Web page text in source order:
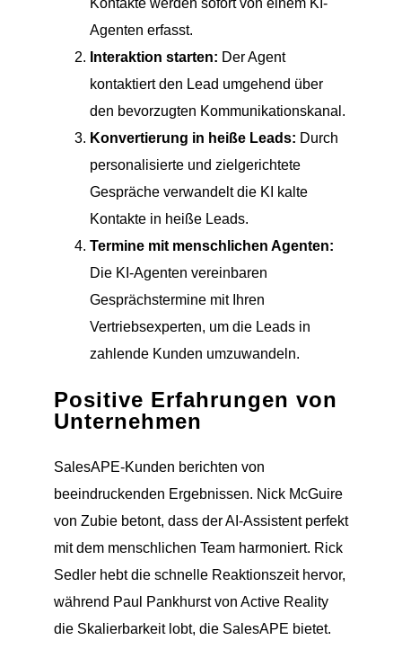
Kontakte werden sofort von einem KI-
Agenten erfasst.
Interaktion starten: Der Agent
kontaktiert den Lead umgehend über
den bevorzugten Kommunikationskanal.
Konvertierung in heiße Leads: Durch
personalisierte und zielgerichtete
Gespräche verwandelt die KI kalte
Kontakte in heiße Leads.
Termine mit menschlichen Agenten:
Die KI-Agenten vereinbaren
Gesprächstermine mit Ihren
Vertriebsexperten, um die Leads in
zahlende Kunden umzuwandeln.
Positive Erfahrungen von
Unternehmen
SalesAPE-Kunden berichten von
beeindruckenden Ergebnissen. Nick McGuire
von Zubie betont, dass der AI-Assistent perfekt
mit dem menschlichen Team harmoniert. Rick
Sedler hebt die schnelle Reaktionszeit hervor,
während Paul Pankhurst von Active Reality
die Skalierbarkeit lobt, die SalesAPE bietet.